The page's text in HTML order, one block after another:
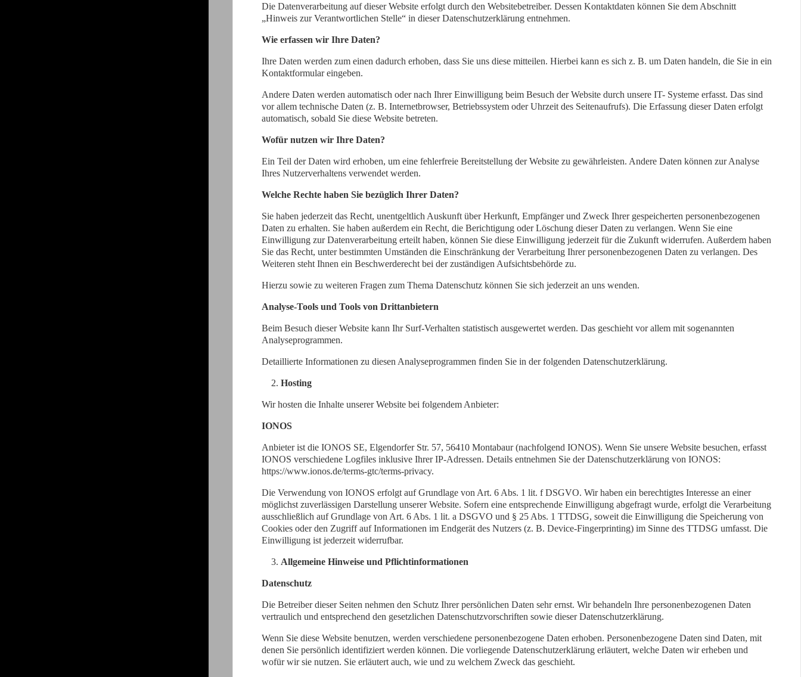
Die Datenverarbeitung auf dieser Website erfolgt durch den Websitebetreiber. Dessen Kontaktdaten können Sie dem Abschnitt
„Hinweis zur Verantwortlichen Stelle“ in dieser Datenschutzerklärung entnehmen.
Wie erfassen wir Ihre Daten?
Ihre Daten werden zum einen dadurch erhoben, dass Sie uns diese mitteilen. Hierbei kann es sich z. B. um Daten handeln, die Sie in ein
Kontaktformular eingeben.
Andere Daten werden automatisch oder nach Ihrer Einwilligung beim Besuch der Website durch unsere IT- Systeme erfasst. Das sind
vor allem technische Daten (z. B. Internetbrowser, Betriebssystem oder Uhrzeit des Seitenaufrufs). Die Erfassung dieser Daten erfolgt
automatisch, sobald Sie diese Website betreten.
Wofür nutzen wir Ihre Daten?
Ein Teil der Daten wird erhoben, um eine fehlerfreie Bereitstellung der Website zu gewährleisten. Andere Daten können zur Analyse
Ihres Nutzerverhaltens verwendet werden.
Welche Rechte haben Sie bezüglich Ihrer Daten?
Sie haben jederzeit das Recht, unentgeltlich Auskunft über Herkunft, Empfänger und Zweck Ihrer gespeicherten personenbezogenen
Daten zu erhalten. Sie haben außerdem ein Recht, die Berichtigung oder Löschung dieser Daten zu verlangen. Wenn Sie eine
Einwilligung zur Datenverarbeitung erteilt haben, können Sie diese Einwilligung jederzeit für die Zukunft widerrufen. Außerdem haben
Sie das Recht, unter bestimmten Umständen die Einschränkung der Verarbeitung Ihrer personenbezogenen Daten zu verlangen. Des
Weiteren steht Ihnen ein Beschwerderecht bei der zuständigen Aufsichtsbehörde zu.
Hierzu sowie zu weiteren Fragen zum Thema Datenschutz können Sie sich jederzeit an uns wenden.
Analyse-Tools und Tools von Drittanbietern
Beim Besuch dieser Website kann Ihr Surf-Verhalten statistisch ausgewertet werden. Das geschieht vor allem mit sogenannten
Analyseprogrammen.
Detaillierte Informationen zu diesen Analyseprogrammen finden Sie in der folgenden Datenschutzerklärung.
Hosting
Wir hosten die Inhalte unserer Website bei folgendem Anbieter:
IONOS
Anbieter ist die IONOS SE, Elgendorfer Str. 57, 56410 Montabaur (nachfolgend IONOS). Wenn Sie unsere Website besuchen, erfasst
IONOS verschiedene Logfiles inklusive Ihrer IP-Adressen. Details entnehmen Sie der Datenschutzerklärung von IONOS:
https://www.ionos.de/terms-gtc/terms-privacy.
Die Verwendung von IONOS erfolgt auf Grundlage von Art. 6 Abs. 1 lit. f DSGVO. Wir haben ein berechtigtes Interesse an einer
möglichst zuverlässigen Darstellung unserer Website. Sofern eine entsprechende Einwilligung abgefragt wurde, erfolgt die Verarbeitung
ausschließlich auf Grundlage von Art. 6 Abs. 1 lit. a DSGVO und § 25 Abs. 1 TTDSG, soweit die Einwilligung die Speicherung von
Cookies oder den Zugriff auf Informationen im Endgerät des Nutzers (z. B. Device-Fingerprinting) im Sinne des TTDSG umfasst. Die
Einwilligung ist jederzeit widerrufbar.
Allgemeine Hinweise und Pflichtinformationen
Datenschutz
Die Betreiber dieser Seiten nehmen den Schutz Ihrer persönlichen Daten sehr ernst. Wir behandeln Ihre personenbezogenen Daten
vertraulich und entsprechend den gesetzlichen Datenschutzvorschriften sowie dieser Datenschutzerklärung.
Wenn Sie diese Website benutzen, werden verschiedene personenbezogene Daten erhoben. Personenbezogene Daten sind Daten, mit
denen Sie persönlich identifiziert werden können. Die vorliegende Datenschutzerklärung erläutert, welche Daten wir erheben und
wofür wir sie nutzen. Sie erläutert auch, wie und zu welchem Zweck das geschieht.